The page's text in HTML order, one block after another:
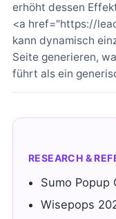
erhöht dessen
<a href="https://
kann dynamisch
Seite generieren,
führt als ein
RESEARCH &
Sumo Popup
Wisepops